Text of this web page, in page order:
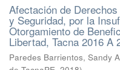
Afectación de
y Seguridad, por la
Otorgamiento de
Libertad, Tacna 2016 A
Paredes Barrientos, Sandy